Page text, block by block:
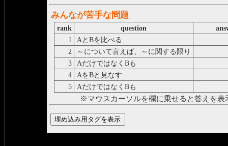
みんなが苦手な問題
rank question
1
AとBを比べる
2
～について言えば、～に関する限り
3
AだけではなくBも
4
AをBと見なす
5
AだけではなくBも
※マウスカーソルを欄に乗せると答えを表